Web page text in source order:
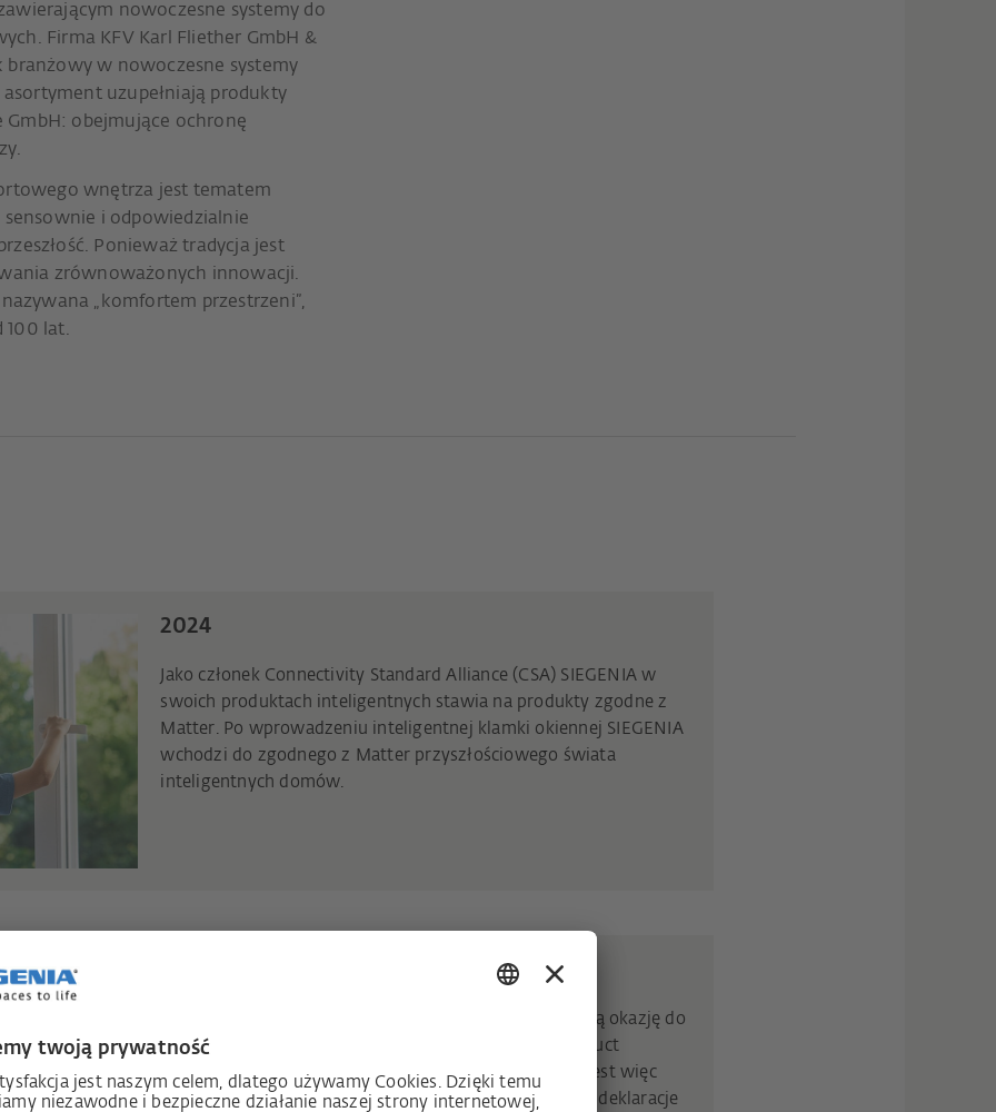
nowoczesne systemy do
Firma KFV Karl Fliether GmbH &
branżowy w nowoczesne systemy
uzupełniają produkty
GmbH: obejmujące ochronę
wnętrza jest tematem
sensownie i odpowiedzialnie
Ponieważ tradycja jest
zrównoważonych innowacji.
„komfortem przestrzeni”,
100 lat.
2024
Jako członek Connectivity Standard Alliance (CSA) SIEGENIA w
swoich produktach inteligentnych stawia na produkty zgodne z
Matter. Po wprowadzeniu inteligentnej klamki okiennej SIEGENIA
wchodzi do zgodnego z Matter przyszłościowego świata
inteligentnych domów.
Targi Fensterbau Frontale 2024 stanowiły odpowiednią okazję do
przekazania indywidualnych EPD (Environmental Product
Declarations) przez instytut ift Rosenheim. SIEGENIA jest więc
pierwszym producentem okuć, który ma indywidualne deklaracje